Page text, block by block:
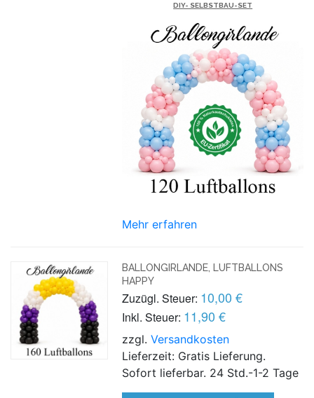
DIY- SELBSTBAU-SET
Mehr erfahren
BALLONGIRLANDE, LUFTBALLONS
HAPPY
Zuzügl. Steuer: 10,00 €
Inkl. Steuer: 11,90 €
zzgl.Versandkosten
Lieferzeit: Gratis Lieferung.
Sofort lieferbar. 24 Std.-1-2 Tage